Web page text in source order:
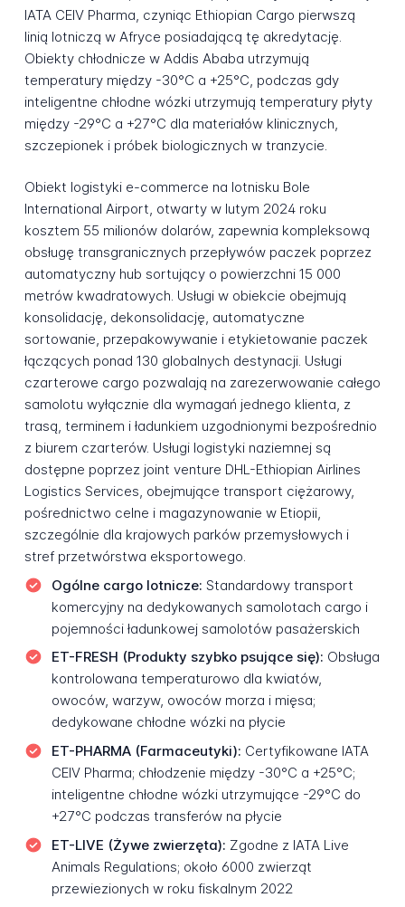
IATA CEIV Pharma, czyniąc Ethiopian Cargo pierwszą
linią lotniczą w Afryce posiadającą tę akredytację.
Obiekty chłodnicze w Addis Ababa utrzymują
temperatury między -30°C a +25°C, podczas gdy
inteligentne chłodne wózki utrzymują temperatury płyty
między -29°C a +27°C dla materiałów klinicznych,
szczepionek i próbek biologicznych w tranzycie.
Obiekt logistyki e-commerce na lotnisku Bole
International Airport, otwarty w lutym 2024 roku
kosztem 55 milionów dolarów, zapewnia kompleksową
obsługę transgranicznych przepływów paczek poprzez
automatyczny hub sortujący o powierzchni 15 000
metrów kwadratowych. Usługi w obiekcie obejmują
konsolidację, dekonsolidację, automatyczne
sortowanie, przepakowywanie i etykietowanie paczek
łączących ponad 130 globalnych destynacji. Usługi
czarterowe cargo pozwalają na zarezerwowanie całego
samolotu wyłącznie dla wymagań jednego klienta, z
trasą, terminem i ładunkiem uzgodnionymi bezpośrednio
z biurem czarterów. Usługi logistyki naziemnej są
dostępne poprzez joint venture DHL-Ethiopian Airlines
Logistics Services, obejmujące transport ciężarowy,
pośrednictwo celne i magazynowanie w Etiopii,
szczególnie dla krajowych parków przemysłowych i
stref przetwórstwa eksportowego.
Ogólne cargo lotnicze: Standardowy transport
komercyjny na dedykowanych samolotach cargo i
pojemności ładunkowej samolotów pasażerskich
ET-FRESH (Produkty szybko psujące się): Obsługa
kontrolowana temperaturowo dla kwiatów,
owoców, warzyw, owoców morza i mięsa;
dedykowane chłodne wózki na płycie
ET-PHARMA (Farmaceutyki): Certyfikowane IATA
CEIV Pharma; chłodzenie między -30°C a +25°C;
inteligentne chłodne wózki utrzymujące -29°C do
+27°C podczas transferów na płycie
ET-LIVE (Żywe zwierzęta): Zgodne z IATA Live
Animals Regulations; około 6000 zwierząt
przewiezionych w roku fiskalnym 2022